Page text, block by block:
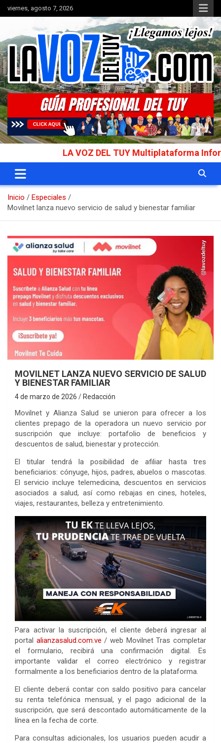
Saltar
al
viernes, agosto 7, 2026
La Voz del Tuy
Portal de noticias
LA VOZ DEL TUY Multiplataforma
Inicio
Especiales
Movilnet lanza nuevo servicio de salud y bienestar familiar
MOVILNET LANZA NUEVO SERVICIO DE SALUD
Y BIENESTAR FAMILIAR
4 de marzo de 2026 Redacción
Movilnet y Alianza Salud se unieron para ofrecer a los
clientes prepago de la operadora un nuevo servicio por
suscripción que incluye: portafolio de beneficios y
descuentos de salud, bienestar y protección.
El titular tendrá la posibilidad de afiliar hasta tres
beneficiarios: cónyuge, hijos, padres, abuelos o mascotas.
El servicio incluye telemedicina, descuentos en servicios
asociados a salud, así como rebajas en cines, hoteles,
viajes, restaurantes, belleza y entretenimiento.
Para activar la suscripción, el cliente deberá ingresar al
portal alianzasalud.com.ve / web Movilnet Tras completar
el formulario, recibirá una confirmación digital. Es
importante validar el correo electrónico y registrar
formalmente a los beneficiarios dentro de la plataforma.
El cliente deberá contar con saldo positivo para cancelar
su renta telefónica mensual, y el pago adicional de la
suscripción, que será descontado automáticamente de la
línea en la fecha de corte.
Para consultas adicionales, los usuarios pueden acudir a